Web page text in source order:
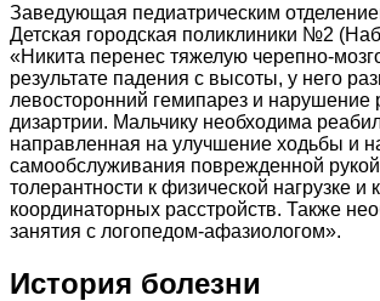
Заведующая педиатрическим
Детская городская поликлиники №2
«Никита перенес тяжелую черепно-
результате падения с высоты, у него
левосторонний гемипарез и нарушение
дизартрии. Мальчику необходима
направленная на улучшение ходьбы и
самообслуживания поврежденной
толерантности к физической нагрузке и
координаторных расстройств. Также
занятия с логопедом-афазиологом».
История болезни